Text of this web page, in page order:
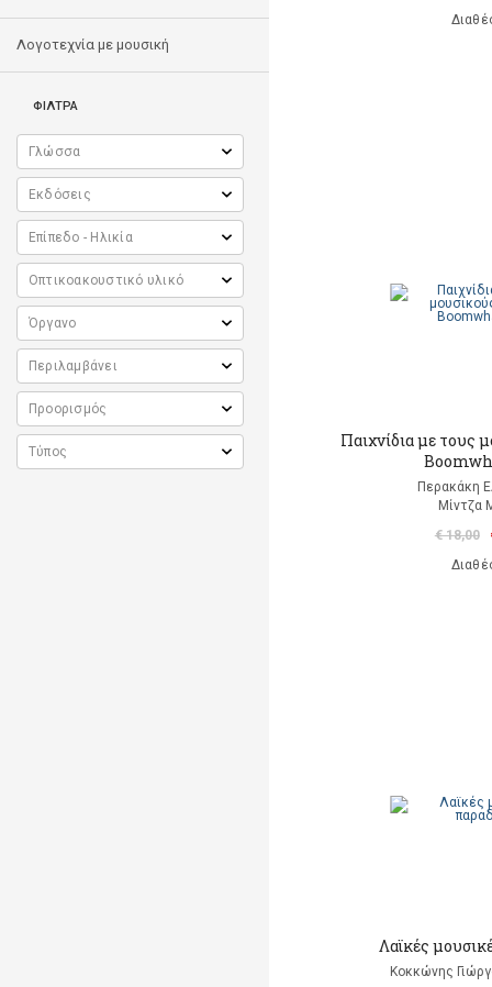
Λογοτεχνία με μουσική
ΦΙΛΤΡΑ
Παιχνίδια με τους
Περακάκη
Μίντζα
€ 18,00
Λαϊκές
Κοκκώνης